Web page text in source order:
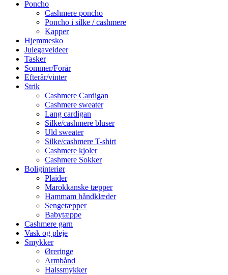
Poncho
Cashmere poncho
Poncho i silke / cashmere
Kapper
Hjemmesko
Julegaveideer
Tasker
Sommer/Forår
Efterår/vinter
Strik
Cashmere Cardigan
Cashmere sweater
Lang cardigan
Silke/cashmere bluser
Uld sweater
Silke/cashmere T-shirt
Cashmere kjoler
Cashmere Sokker
Boliginteriør
Plaider
Marokkanske tæpper
Hammam håndklæder
Sengetæpper
Babytæppe
Cashmere garn
Vask og pleje
Smykker
Øreringe
Armbånd
Halssmykker